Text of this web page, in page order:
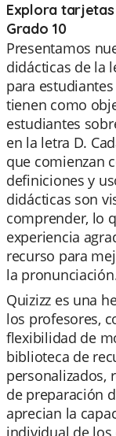
Explora
Grado 10
Presentamos
didácticas de la
para
tienen como
estudiantes
en la letra D.
que comienzan
definiciones y
didácticas son
comprender, lo
experiencia
recurso para
la
Quizizz es una
los profesores,
flexibilidad de
biblioteca de
personalizados,
de preparación
aprecian la
individual de